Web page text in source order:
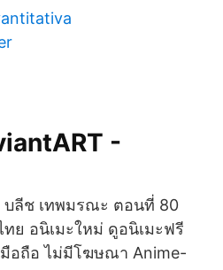
-
บลีช เทพมรณะ ตอนที่ 80
ย อนิเมะใหม่ ดูอนิเมะฟรี
อถือ ไม่มีโฆษณา Anime-